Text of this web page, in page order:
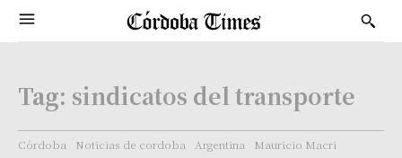
Tag: sindicatos del transporte
Córdoba Noticias de cordoba Argentina
Mauricio Macri